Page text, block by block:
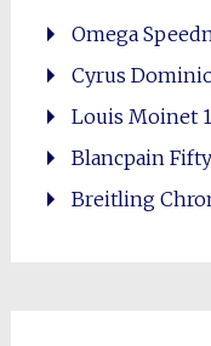
Omega
Cyrus
Louis Moinet
Blancpain
Breitling